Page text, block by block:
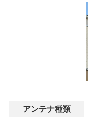
アンテナ種類